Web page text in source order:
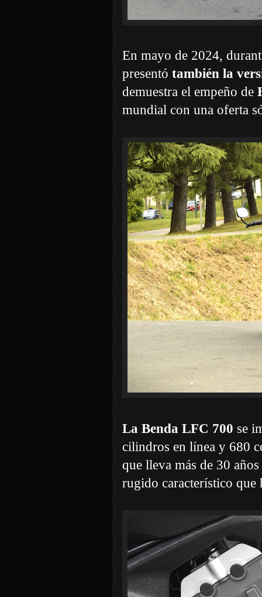
En mayo de 2024,
presentó también la
demuestra el empeño de
mundial con una oferta
La Benda LFC 700 se
cilindros en línea y 680
que lleva más de 30
rugido característico que